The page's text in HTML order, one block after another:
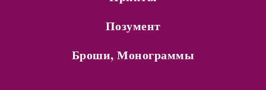
Позумент
Броши, Монограммы